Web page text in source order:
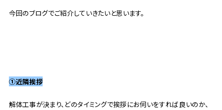
今回のブログでご紹介していきたいと思います。
①近隣挨拶
解体工事が決まり、どのタイミングで挨拶にお伺いをすれば良いのか、